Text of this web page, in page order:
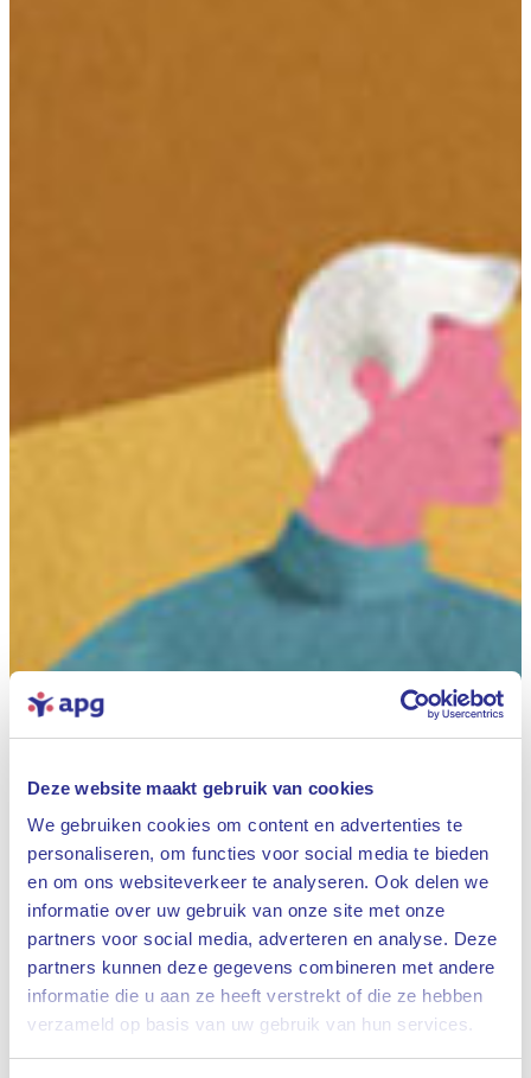
Deze website maakt gebruik van cookies
We gebruiken cookies om content en advertenties te
personaliseren, om functies voor social media te bieden
en om ons websiteverkeer te analyseren. Ook delen we
informatie over uw gebruik van onze site met onze
partners voor social media, adverteren en analyse. Deze
partners kunnen deze gegevens combineren met andere
informatie die u aan ze heeft verstrekt of die ze hebben
verzameld op basis van uw gebruik van hun services.
Sluiten